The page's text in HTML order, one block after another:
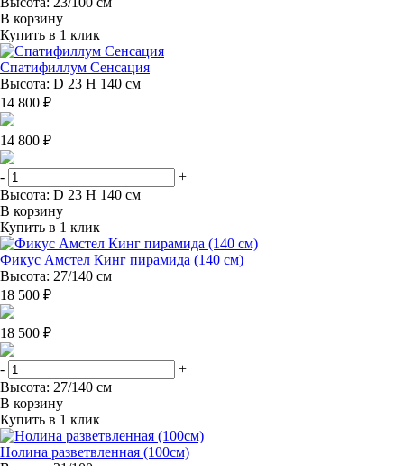
В корзину
Купить в 1 клик
Спатифиллум Сенсация
Высота: D 23 H 140 см
14 800 ₽
14 800 ₽
-
+
Высота: D 23 H 140 см
В корзину
Купить в 1 клик
Фикус Амстел Кинг пирамида (140 см)
Высота: 27/140 см
18 500 ₽
18 500 ₽
-
+
Высота: 27/140 см
В корзину
Купить в 1 клик
Нолина разветвленная (100см)